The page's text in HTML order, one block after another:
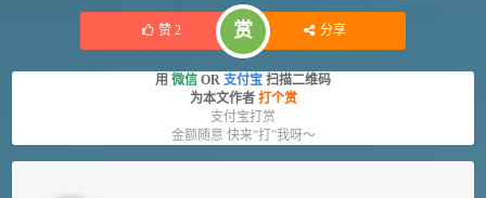
赞 2 赏 分享
用 微信 OR 支付宝 扫描二维码
为本文作者 打个赏
支付宝打赏
金额随意 快来“打”我呀～